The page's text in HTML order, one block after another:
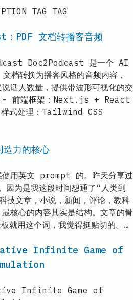
TAG TAG
PDF 文档转播客音频
Doc2Podcast 是一个 AI
档转换为播客风格的音频内容，
话人数量，提供带波形可视化的交
：- 前端框架：Next.js + React
处理：Tailwind CSS
力的核心
使用英文 prompt 的。昨天分享过
为是我这段时间想通了“人类到
技文章，小说，新闻，评论，教科
核心的内容其实是结构。文章的骨
用这个词，我觉得挺贴切的。…
Infinite Game of
Infinite Game of